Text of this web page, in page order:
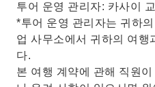
투어 운영 관리자: 카사이
*투어 운영 관리자는 귀하
업 사무소에서 귀하의 여행
다.
본 여행 계약에 관해 직원